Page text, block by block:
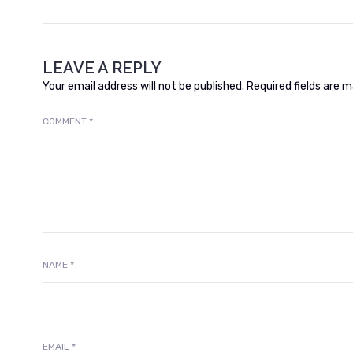
LEAVE A REPLY
Your email address will not be published. Required fields are
COMMENT *
NAME *
EMAIL *